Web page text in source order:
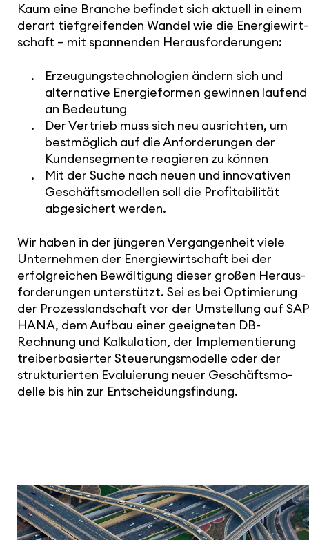
Kaum eine Branche befindet sich aktuell in einem
derart tief­grei­fenden Wandel wie die Ener­gie­wirt­
schaft – mit span­nenden Heraus­for­de­rungen:
Erzeu­gungs­tech­no­lo­gien ändern sich und
alter­na­tive Ener­gie­formen gewinnen laufend
an Bedeutung
Der Vertrieb muss sich neu ausrichten, um
best­mög­lich auf die Anfor­de­rungen der
Kunden­seg­mente reagieren zu können
Mit der Suche nach neuen und inno­va­tiven
Geschäfts­mo­dellen soll die Profi­ta­bi­lität
abge­si­chert werden.
Wir haben in der jüngeren Vergan­gen­heit viele
Unter­nehmen der Ener­gie­wirt­schaft bei der
erfolg­rei­chen Bewäl­ti­gung dieser großen Heraus­
for­de­rungen unter­stützt. Sei es bei Opti­mie­rung
der Prozess­land­schaft vor der Umstel­lung auf SAP
HANA, dem Aufbau einer geeig­neten DB-
Rechnung und Kalku­la­tion, der Imple­men­tie­rung
trei­ber­ba­sierter Steue­rungs­mo­delle oder der
struk­tu­rierten Evalu­ie­rung neuer Geschäfts­mo­
delle bis hin zur Entschei­dungs­fin­dung.